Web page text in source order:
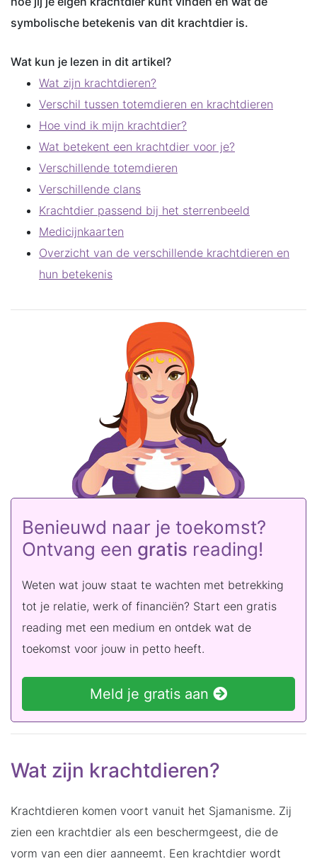
symbolische betekenis van dit krachtdier is.
Wat kun je lezen in dit artikel?
Wat zijn krachtdieren?
Verschil tussen totemdieren en krachtdieren
Hoe vind ik mijn krachtdier?
Wat betekent een krachtdier voor je?
Verschillende totemdieren
Verschillende clans
Krachtdier passend bij het sterrenbeeld
Medicijnkaarten
Overzicht van de verschillende krachtdieren en
hun betekenis
Benieuwd naar je toekomst?
Ontvang een gratis reading!
Weten wat jouw staat te wachten met betrekking
tot je relatie, werk of financiën? Start een gratis
reading met een medium en ontdek wat de
toekomst voor jouw in petto heeft.
Meld je gratis aan
Wat zijn krachtdieren?
Krachtdieren komen voort vanuit het Sjamanisme. Zij
zien een krachtdier als een beschermgeest, die de
vorm van een dier aanneemt. Een krachtdier wordt